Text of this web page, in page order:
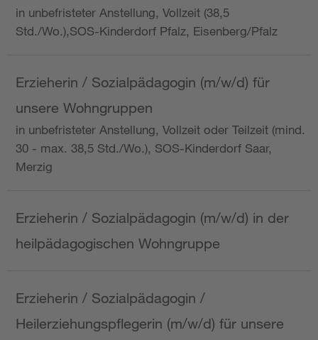
in unbefristeter Anstellung, Vollzeit (38,5
Std./Wo.),SOS-Kinderdorf Pfalz, Eisenberg/Pfalz
Erzieherin / Sozialpädagogin (m/w/d) für
unsere Wohngruppen
in unbefristeter Anstellung, Vollzeit oder Teilzeit (mind.
30 - max. 38,5 Std./Wo.), SOS-Kinderdorf Saar,
Merzig
Erzieherin / Sozialpädagogin (m/w/d) in der
heilpädagogischen Wohngruppe
Erzieherin / Sozialpädagogin /
Heilerziehungspflegerin (m/w/d) für unsere